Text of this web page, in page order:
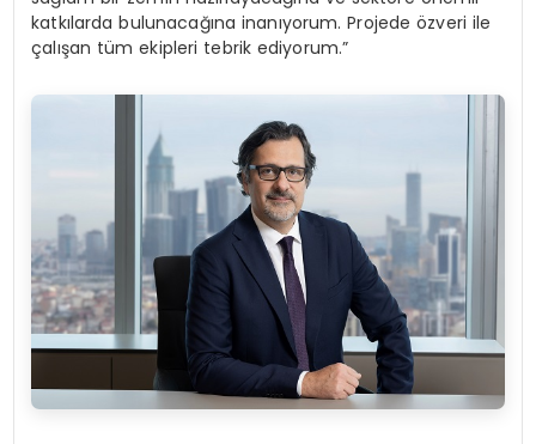
katkılarda bulunacağına inanıyorum. Projede özveri ile
çalışan tüm ekipleri tebrik ediyorum.”